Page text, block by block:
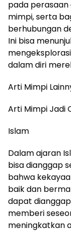
pada perasaan
mimpi, serta
berhubungan
Ini bisa
dalam diri
Arti Mimpi
Arti Mimpi Jadi
Islam
Dalam ajaran
bisa dianggap
bahwa
baik dan
dapat
memberi
meningkatkan